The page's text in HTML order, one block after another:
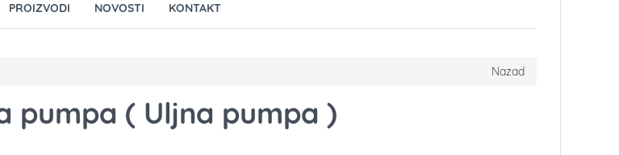
PROIZVODI NOVOSTI KONTAKT
Nazad
pumpa ( Uljna pumpa )